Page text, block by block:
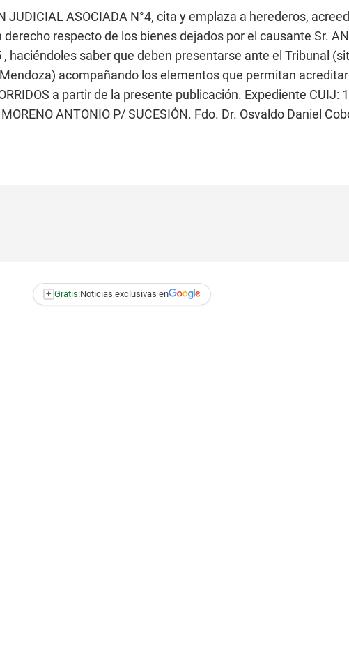
JUDICIAL ASOCIADA N°4, cita y emplaza a herederos,
respecto de los bienes dejados por el causante Sr.
, haciéndoles saber que deben presentarse ante el Tribunal
acompañando los elementos que permitan
a partir de la presente publicación. Expediente CUIJ:
ANTONIO P/ SUCESIÓN. Fdo. Dr. Osvaldo Daniel
+ Gratis:Noticias exclusivas en